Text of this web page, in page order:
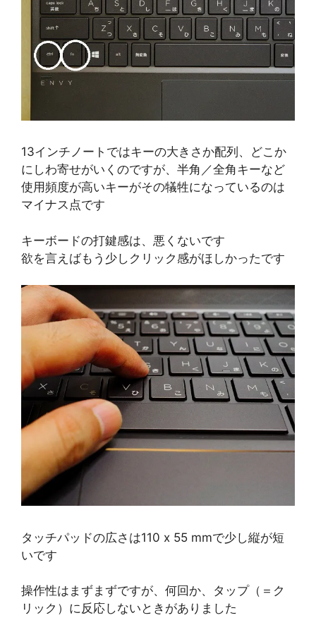
13インチノートではキーの大きさか配列、どこか
にしわ寄せがいくのですが、半角／全角キーなど
使用頻度が高いキーがその犠牲になっているのは
マイナス点です
キーボードの打鍵感は、悪くないです
欲を言えばもう少しクリック感がほしかったです
タッチパッドの広さは110 x 55 mmで少し縦が短
いです
操作性はまずまずですが、何回か、タップ（＝ク
リック）に反応しないときがありました